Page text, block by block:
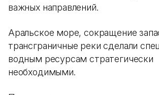
важных направлений.
Аральское море, сокращение
трансграничные реки сделали
водным ресурсам стратегически
необходимыми.